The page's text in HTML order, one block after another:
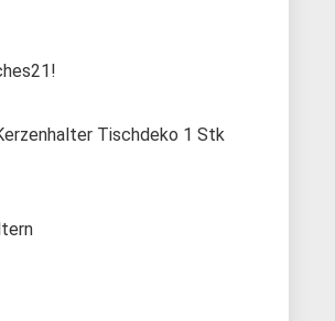
Tischdeko 1 Stk